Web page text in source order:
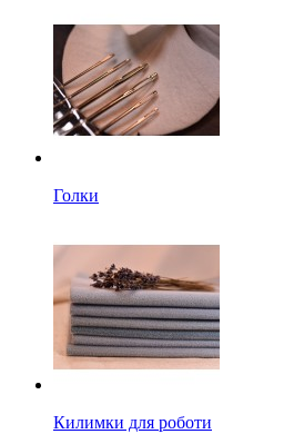
Голки
Килимки для роботи